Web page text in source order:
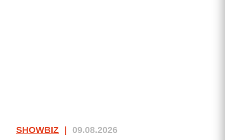
SHOWBIZ | 09.08.2026